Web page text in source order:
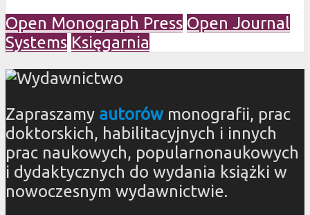
Open Monograph Press Open Journal
Systems Księgarnia
Zapraszamy autorówmonografii, prac
doktorskich, habilitacyjnych i innych
prac naukowych, popularnonaukowych
i dydaktycznych do wydania książki w
nowoczesnym wydawnictwie.